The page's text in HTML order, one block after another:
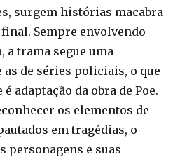
surgem histórias macabra
Sempre envolvendo
a trama segue uma
de séries policiais, o que
adaptação da obra de Poe.
os elementos de
em tragédias, o
personagens e suas